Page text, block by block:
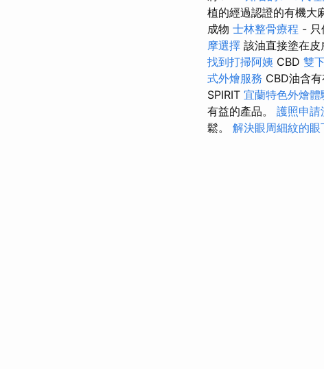
植的經過認證的有機大
成物 士林整骨療程 - 只
摩選擇 該油直接塗在
找到打掃阿姨 CBD 雙
式外燴服務 CBD油含
SPIRIT 宜蘭特色外燴體
有益的產品。 護照申請
鬆。 解決眼周細紋的眼